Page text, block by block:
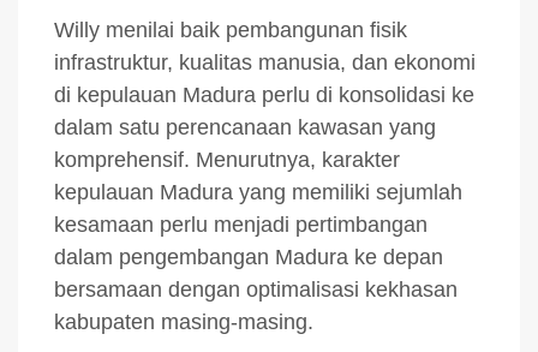
Willy menilai baik pembangunan fisik
infrastruktur, kualitas manusia, dan ekonomi
di kepulauan Madura perlu di konsolidasi ke
dalam satu perencanaan kawasan yang
komprehensif. Menurutnya, karakter
kepulauan Madura yang memiliki sejumlah
kesamaan perlu menjadi pertimbangan
dalam pengembangan Madura ke depan
bersamaan dengan optimalisasi kekhasan
kabupaten masing-masing.